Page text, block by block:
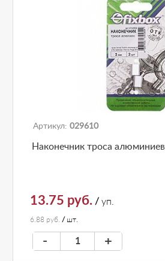
Артикул: 029610
Наконечник троса
13.75 руб. / уп.
6.88 руб. / шт.
- +